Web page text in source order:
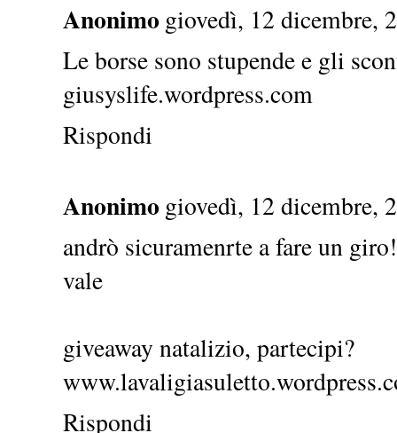
Anonimo giovedì, 12 dicembre,
Le borse sono stupende e gli
giusyslife.wordpress.com
Rispondi
Anonimo giovedì, 12 dicembre,
andrò sicuramenrte a fare un
vale
giveaway natalizio, partecipi?
Rispondi